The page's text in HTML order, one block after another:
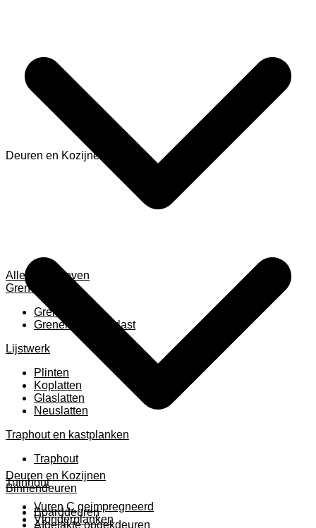
Alles weergeven
Grenen
Grenen B ruw
Grenen gevingerlast
Lijstwerk
Plinten
Koplatten
Glaslatten
Neuslatten
Traphout en kastplanken
Traphout
Tuinhout
Vuren C geimpregneerd
Vlonderplanken
Deuren en Kozijnen
Deuren en Kozijnen
Binnendeuren
Boarddeuren
Afgelakte opdekdeuren